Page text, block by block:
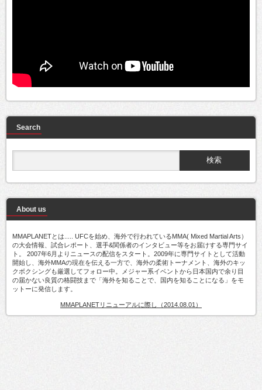
Search
About us
MMAPLANETとは..... UFCを始め、海外で行われているMMA( Mixed Martial Arts）
の大会情報、試合レポート、選手&関係者のインタビュー等をお届けする専門サイ
ト。 2007年6月よりニュースの配信をスタート。2009年に専門サイトとして活動
開始し、海外MMAの現在を伝える一方で、海外の柔術トーナメント、海外のキッ
クボクシングも厳選してフォロー中。メジャー系イベントから日本国内で余り目
の届かない良質の格闘技まで「海外を知ることで、国内を知ることになる」をモ
ットーに発信します。
MMAPLANETリニューアルに際し（2014.08.01）